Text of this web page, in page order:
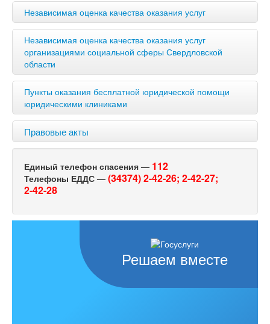
Независимая оценка качества оказания услуг
Независимая оценка качества оказания услуг
организациями социальной сферы Свердловской
области
Пункты оказания бесплатной юридической помощи
юридическими клиниками
Правовые акты
Единый телефон спасения — 112
Телефоны ЕДДС — (34374) 2-42-26; 2-42-27;
2-42-28
Решаем вместе